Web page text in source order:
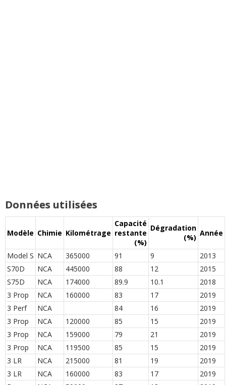
Données utilisées
Modèle Chimie Kilométrage
Capacité
restante
(%)
Dégradation
(%) Année
Model S NCA 365000 91 9
2013
S70D
NCA 445000 88 12
2015
S75D
NCA 174000 89.9 10.1
2018
3 Prop
NCA 160000 83 17
2019
3 Perf
NCA 84 16
2019
3 Prop
NCA 120000 85 15
2019
3 Prop
NCA 159000 79 21
2019
3 Prop
NCA 119500 85 15
2019
3 LR
NCA 215000 81 19
2019
3 LR
NCA 160000 83 17
2019